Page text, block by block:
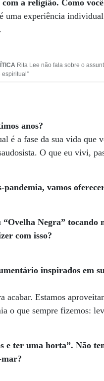
a religião. Como
uma experiência
Rita Lee não fala sobre o
anos?
é a fase da sua vida que
O que eu vivi,
vamos
Negra” tocando
com isso?
inspirados em
Estamos
o que sempre fizemos:
e ter uma horta”. Não